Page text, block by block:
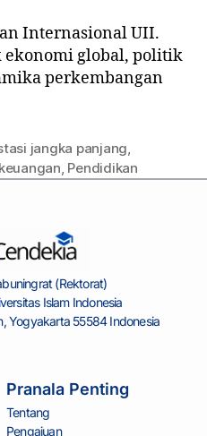
Internasional UII.
global, politik
perkembangan
jangka panjang,
, Pendidikan
(Rektorat)
Islam Indonesia
Yogyakarta 55584 Indonesia
Pranala Penting
Tentang
Pengajuan